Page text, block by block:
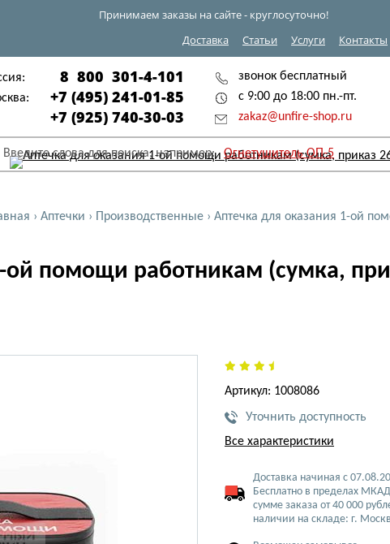
Принимаем заказы на сайте - круглосуточно!
Доставка
Статьи Услуги Контакты
8 800 301-4-101
+7 (495) 241-01-85
+7 (925) 740-30-03
звонок бесплатный
с 9:00 до 18:00 пн.-пт.
zakaz@unfire-shop.ru
Введите слова для поиска, например: Огнетушитель ОП-5
› Аптечки › Производственные › Аптечка для оказания 1-ой
ой помощи работникам (сумка,
Артикул: 1008086
Уточнить доступность
Все характеристики
Доставка начиная с
Бесплатно в пределах
сумме заказа от 40 000
наличии на складе: г.